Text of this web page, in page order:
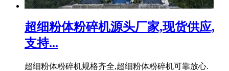
超细粉体粉碎机源头厂家,现货供应,
支持...
超细粉体粉碎机规格齐全,超细粉体粉碎机可靠放心.